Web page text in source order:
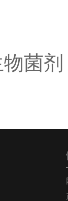
菌剂